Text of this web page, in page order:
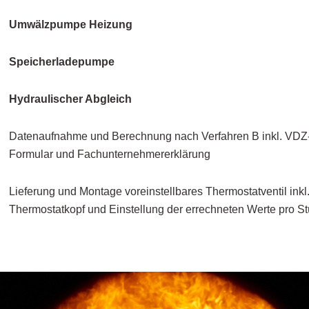
Umwälzpumpe Heizung
Speicherladepumpe
Hydraulischer Abgleich
Datenaufnahme und Berechnung nach Verfahren B inkl.
Formular und Fachunternehmererklärung
Lieferung und Montage voreinstellbares Thermostatventil inkl.
Thermostatkopf und Einstellung der errechneten Werte pro